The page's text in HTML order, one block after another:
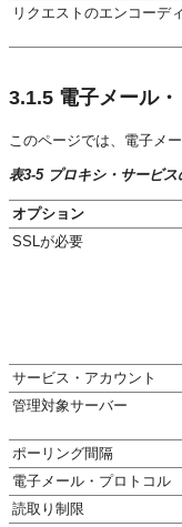
リクエストのエンコーデ
3.1.5 電子メール
このページでは、電子メ
表3-5 プロキシ・サービ
オプション
SSLが必要
サービス・アカウント
管理対象サーバー
ポーリング間隔
電子メール・プロトコル
読取り制限